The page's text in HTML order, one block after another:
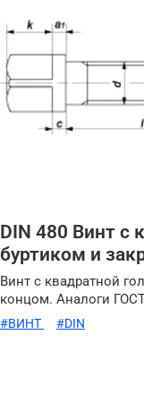
DIN 480 Винт с
буртиком и
Винт с квадратной
концом. Аналоги
#ВИНТ #DIN